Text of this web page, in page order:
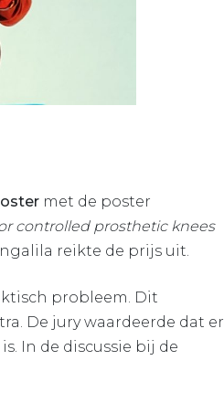
met de poster
controlled prosthetic knees
reikte de prijs uit.
probleem. Dit
De jury waardeerde dat er
In de discussie bij de